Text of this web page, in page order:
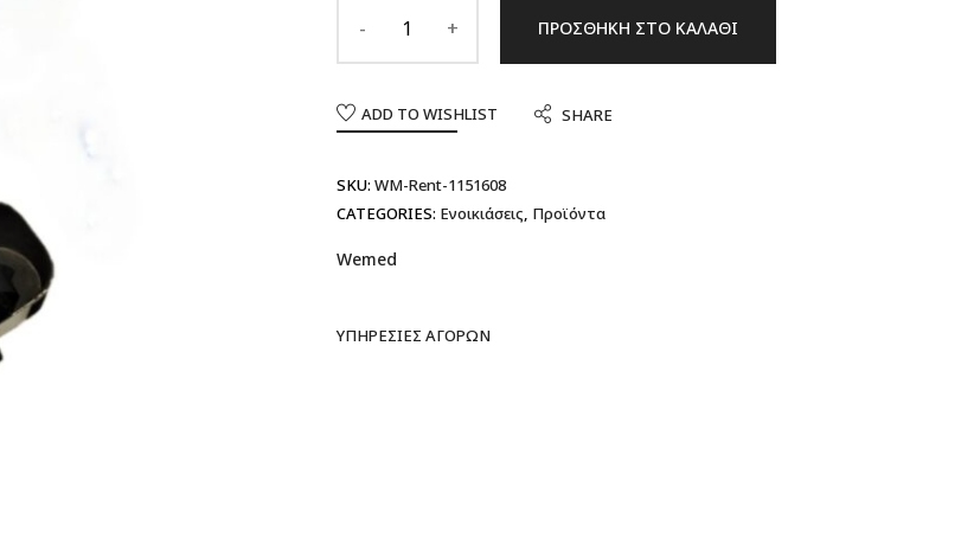
ΠΡΟΣΘΉΚΗ ΣΤΟ ΚΑΛΆΘΙ
ADD TO WISHLIST SHARE
SKU: WM-Rent-1151608
CATEGORIES: Ενοικιάσεις, Προϊόντα
Wemed
ΥΠΗΡΕΣΊΕΣ ΑΓΟΡΏΝ